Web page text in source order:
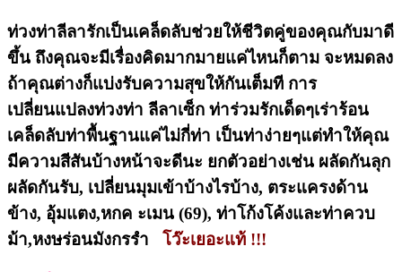
ท่วงท่าลีลารักเป็นเคล็ดลับช่วยให้ชีวิตคู่ของคุณกับมาดี
ขึ้น ถึงคุณจะมีเรื่องคิดมากมายแค่ไหนก็ตาม จะหมดลง
ถ้าคุณต่างก็แบ่งรับความสุขให้กันเต็มที การ
เปลี่ยนแปลงท่วงท่า ลีลาเซ็ก ท่าร่วมรักเด็ดๆเร่าร้อน
เคล็ดลับท่าพื้นฐานแค่ไม่กี่ท่า เป็นท่าง่ายๆแต่ทำให้คุณ
มีความสีสันบ้างหน้าจะดีนะ ยกตัวอย่างเช่น ผลัดกันลุก
ผลัดกันรับ, เปลี่ยนมุมเข้าบ้างไรบ้าง, ตระแครงด้าน
ข้าง, อุ้มแตง,หกค ะเมน (69), ท่าโก้งโค้งและท่าควบ
ม้า,หงษร่อนมังกรรำ โว๊ะเยอะแท้ !!!